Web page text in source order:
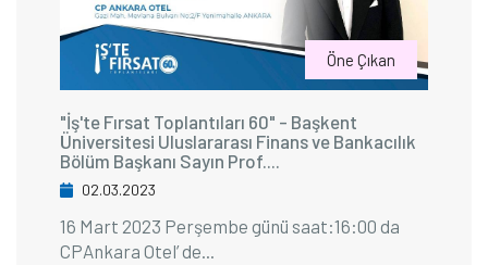
Öne Çıkan
"İş'te Fırsat Toplantıları 60" - Başkent
Üniversitesi Uluslararası Finans ve Bankacılık
Bölüm Başkanı Sayın Prof....
02.03.2023
16 Mart 2023 Perşembe günü saat:16:00 da
CPAnkara Otel’ de...